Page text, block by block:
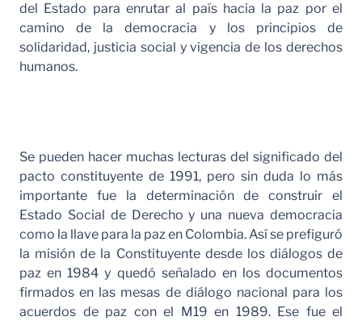
del Estado para enrutar al país hacia la paz por el
camino de la democracia y los principios de
solidaridad, justicia social y vigencia de los derechos
humanos.
Se pueden hacer muchas lecturas del significado del
pacto constituyente de 1991, pero sin duda lo más
importante fue la determinación de construir el
Estado Social de Derecho y una nueva democracia
como la llave para la paz en Colombia. Así se prefiguró
la misión de la Constituyente desde los diálogos de
paz en 1984 y quedó señalado en los documentos
firmados en las mesas de diálogo nacional para los
acuerdos de paz con el M19 en 1989. Ese fue el